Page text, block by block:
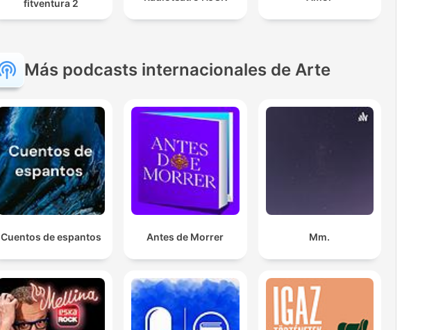
fitventura 2
Más podcasts internacionales de Arte
Cuentos de espantos Antes de Morrer Mm.